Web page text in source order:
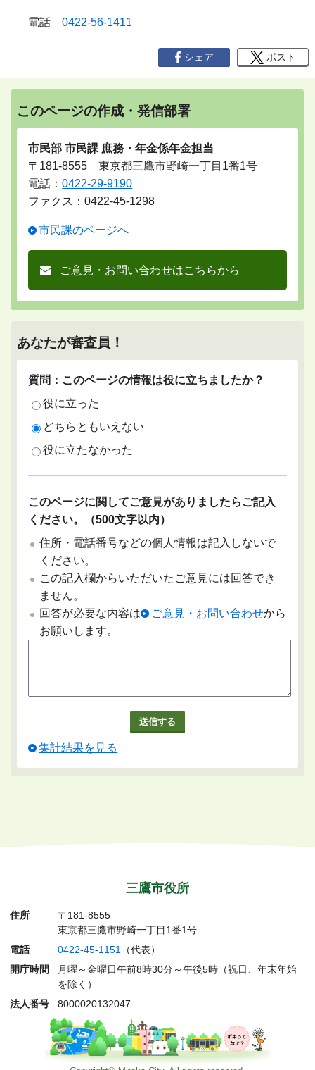
電話 0422-56-1411
シェア ポスト
このページの作成・発信部署
市民部 市民課 庶務・年金係年金担当
〒181-8555 東京都三鷹市野崎一丁目1番1号
電話：0422-29-9190
ファクス：0422-45-1298
市民課のページへ
ご意見・お問い合わせはこちらから
あなたが審査員！
質問：このページの情報は役に立ちましたか？
役に立った
どちらともいえない
役に立たなかった
このページに関してご意見がありましたらご記入
ください。（500文字以内）
住所・電話番号などの個人情報は記入しないで
ください。
この記入欄からいただいたご意見には回答でき
ません。
回答が必要な内容は
ご意見・お問い合わせから
お願いします。
集計結果を見る
三鷹市役所
住所
〒181-8555
東京都三鷹市野崎一丁目1番1号
電話
0422-45-1151（代表）
開庁時間
月曜～金曜日午前8時30分～午後5時（祝日、年末年始
を除く）
法人番号
8000020132047